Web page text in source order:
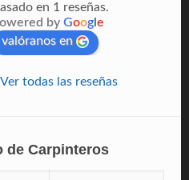
en 1 reseñas.
byGoog le
valóranos en
Ver todas las reseñas
de Carpinteros